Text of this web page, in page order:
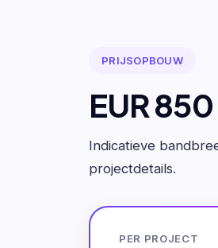
PRIJSOPBOUW
EUR
Indicatieve
projectdetails.
PER PROJECT